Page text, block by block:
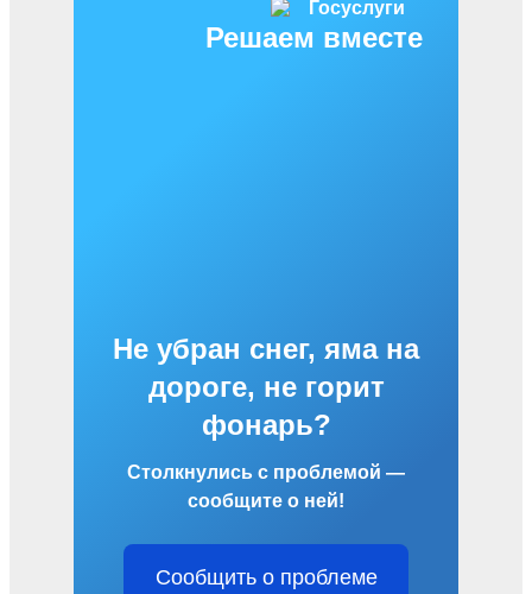
Решаем вместе
Не убран снег, яма на
дороге, не горит
фонарь?
Столкнулись с проблемой —
сообщите о ней!
Сообщить о проблеме